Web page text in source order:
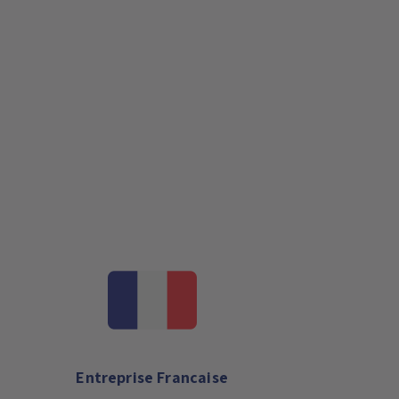
Entreprise Francaise